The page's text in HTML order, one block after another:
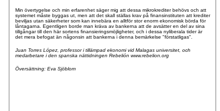
Min övertygelse och min erfarenhet säger mig att dessa mikrokrediter behövs och att
systemet måste byggas ut, men att det skall ställas krav på finansinstituten att krediter
beviljas utan säkerheter som kan innebära en alltför stor enorm ekonomisk börda för
låntagarna. Egentligen borde man kräva av bankerna att de avsätter en del av sina
tillgångar till den här sortens finansieringsmöjligheter, och i dessa nyliberala tider är
det mera befogat än någonsin att bankerna i denna bemärkelse "förstatligas".
Juan Torres López, professor i tillämpad ekonomi vid Malagas universitet, och
medarbetare i den spanska nättidningen Rebelión www.rebelion.org
Översättning: Eva Sjöblom